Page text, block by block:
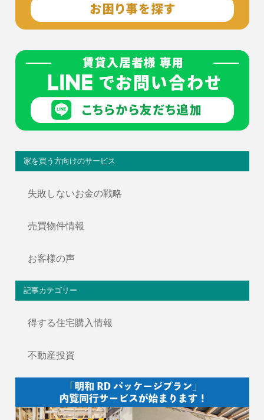
家を買う方向けのサービス
失敗しないお金の戦略
売買物件情報
お客様の声
記事カテゴリー
得する住宅購入情報
不動産投資